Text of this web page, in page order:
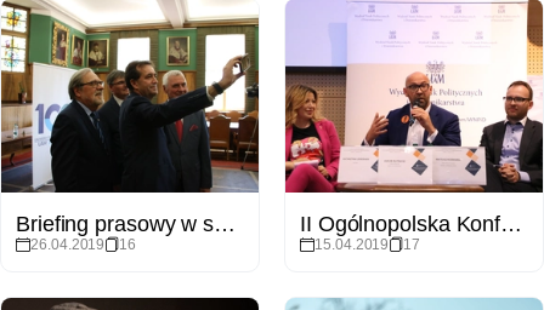
Briefing prasowy w sprawie kulminacji obchodów 100-lecia Uniwersytetu Poznańskiego
26.04.2019 16
II Ogólnopolska Konferencja pt. Polityka społeczna w XXI wieku. Wykluczeni w trójwymiarze
15.04.2019 17